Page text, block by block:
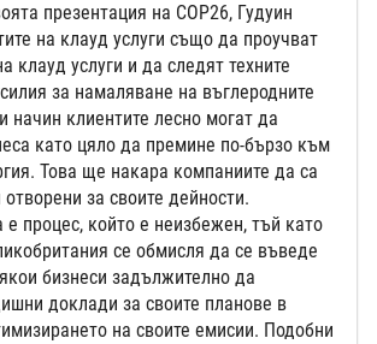
презентация на COP26, Гудуин
на клауд услуги също да проучват
клауд услуги и да следят техните
за намаляване на въглеродните
начин клиентите лесно могат да
като цяло да премине по-бързо към
Това ще накара компаниите да са
за своите дейности.
е процес, който е неизбежен, тъй като
се обмисля да се въведе
бизнеси задължително да
доклади за своите планове в
на своите емисии. Подобни